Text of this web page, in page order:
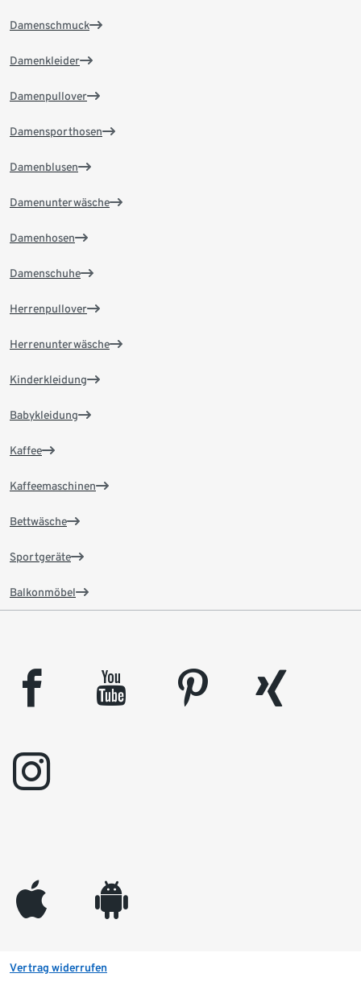
Damenschmuck
Damenkleider
Damenpullover
Damensporthosen
Damenblusen
Damenunterwäsche
Damenhosen
Damenschuhe
Herrenpullover
Herrenunterwäsche
Kinderkleidung
Babykleidung
Kaffee
Kaffeemaschinen
Bettwäsche
Sportgeräte
Balkonmöbel
facebook youtube pinterest
xing
instagram
appleinc android
Vertrag widerrufen